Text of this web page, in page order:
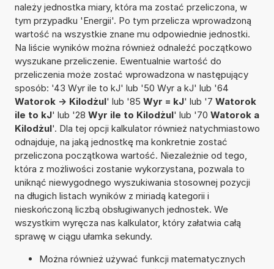
należy jednostka miary, która ma zostać przeliczona, w
tym przypadku 'Energii'. Po tym przelicza wprowadzoną
wartość na wszystkie znane mu odpowiednie jednostki.
Na liście wyników można również odnaleźć początkowo
wyszukane przeliczenie. Ewentualnie wartość do
przeliczenia może zostać wprowadzona w następujący
sposób: '43 Wyr ile to kJ' lub '50 Wyr a kJ' lub '64
Watorok -> Kilodżul' lub '85 Wyr = kJ' lub '7 Watorok
ile to kJ' lub '28 Wyr ile to Kilodżul' lub '70 Watorok a
Kilodżul'. Dla tej opcji kalkulator również natychmiastowo
odnajduje, na jaką jednostkę ma konkretnie zostać
przeliczona początkowa wartość. Niezależnie od tego,
która z możliwości zostanie wykorzystana, pozwala to
uniknąć niewygodnego wyszukiwania stosownej pozycji
na długich listach wyników z miriadą kategorii i
nieskończoną liczbą obsługiwanych jednostek. We
wszystkim wyręcza nas kalkulator, który załatwia całą
sprawę w ciągu ułamka sekundy.
Można również używać funkcji matematycznych